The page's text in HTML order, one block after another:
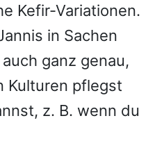
Kefir-Variationen.
in Sachen
ganz genau,
Kulturen pflegst
z. B. wenn du